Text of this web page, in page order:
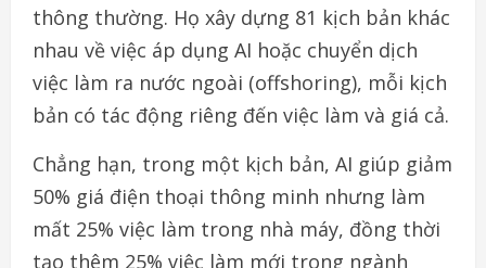
thông thường. Họ xây dựng 81 kịch bản khác
nhau về việc áp dụng AI hoặc chuyển dịch
việc làm ra nước ngoài (offshoring), mỗi kịch
bản có tác động riêng đến việc làm và giá cả.
Chẳng hạn, trong một kịch bản, AI giúp giảm
50% giá điện thoại thông minh nhưng làm
mất 25% việc làm trong nhà máy, đồng thời
tạo thêm 25% việc làm mới trong ngành